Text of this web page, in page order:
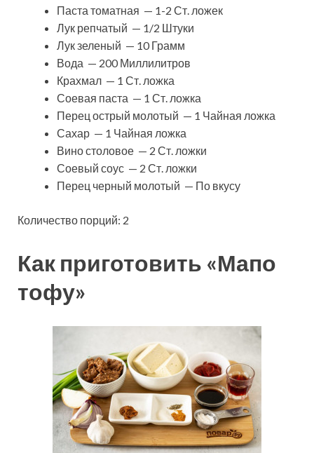
Паста томатная — 1-2 Ст. ложек
Лук репчатый — 1/2 Штуки
Лук зеленый — 10 Грамм
Вода — 200 Миллилитров
Крахмал — 1 Ст. ложка
Соевая паста — 1 Ст. ложка
Перец острый молотый — 1 Чайная ложка
Сахар — 1 Чайная ложка
Вино столовое — 2 Ст. ложки
Соевый соус — 2 Ст. ложки
Перец черный молотый — По вкусу
Количество порций: 2
Как приготовить «Мапо
тофу»